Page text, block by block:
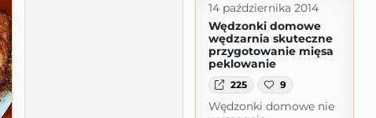
14 października 2014
Wędzonki domowe
wędzarnia skuteczne
przygotowanie mięsa
peklowanie
225 9
Wędzonki domowe nie